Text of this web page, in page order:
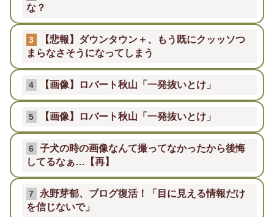
な？
3
【悲報】ダウンタウン＋、もう既にクッッソつ
まらなさそうになってしまう
4 【画像】ロバート秋山「一発抜いとけ」
5 【画像】ロバート秋山「一発抜いとけ」
6
子犬の時の画像なんて撮ってなかったから後悔
してるなぁ…【再】
7
永野芽郁、ブログ復活！「目に見える情報だけ
を信じないで」